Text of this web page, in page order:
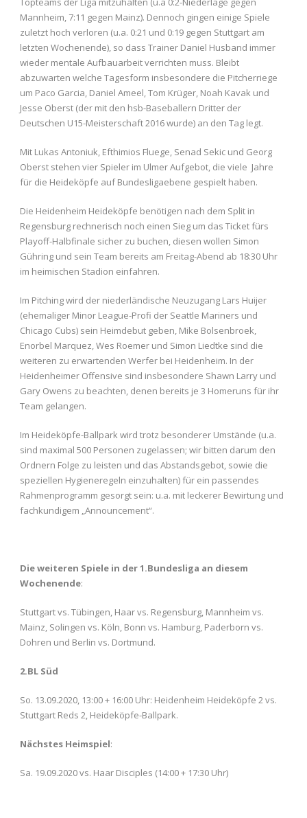
Mannheim, 7:11 gegen Mainz). Dennoch gingen einige Spiele
zuletzt hoch verloren (u.a. 0:21 und 0:19 gegen Stuttgart am
letzten Wochenende), so dass Trainer Daniel Husband immer
wieder mentale Aufbauarbeit verrichten muss. Bleibt
abzuwarten welche Tagesform insbesondere die Pitcherriege
um Paco Garcia, Daniel Ameel, Tom Krüger, Noah Kavak und
Jesse Oberst (der mit den hsb-Baseballern Dritter der
Deutschen U15-Meisterschaft 2016 wurde) an den Tag legt.
Mit Lukas Antoniuk, Efthimios Fluege, Senad Sekic und Georg
Oberst stehen vier Spieler im Ulmer Aufgebot, die viele Jahre
für die Heideköpfe auf Bundesligaebene gespielt haben.
Die Heidenheim Heideköpfe benötigen nach dem Split in
Regensburg rechnerisch noch einen Sieg um das Ticket fürs
Playoff-Halbfinale sicher zu buchen, diesen wollen Simon
Gühring und sein Team bereits am Freitag-Abend ab 18:30 Uhr
im heimischen Stadion einfahren.
Im Pitching wird der niederländische Neuzugang Lars Huijer
(ehemaliger Minor League-Profi der Seattle Mariners und
Chicago Cubs) sein Heimdebut geben, Mike Bolsenbroek,
Enorbel Marquez, Wes Roemer und Simon Liedtke sind die
weiteren zu erwartenden Werfer bei Heidenheim. In der
Heidenheimer Offensive sind insbesondere Shawn Larry und
Gary Owens zu beachten, denen bereits je 3 Homeruns für ihr
Team gelangen.
Im Heideköpfe-Ballpark wird trotz besonderer Umstände (u.a.
sind maximal 500 Personen zugelassen; wir bitten darum den
Ordnern Folge zu leisten und das Abstandsgebot, sowie die
speziellen Hygieneregeln einzuhalten) für ein passendes
Rahmenprogramm gesorgt sein: u.a. mit leckerer Bewirtung und
fachkundigem „Announcement“.
Die weiteren Spiele in der 1.Bundesliga an diesem
Wochenende:
Stuttgart vs. Tübingen, Haar vs. Regensburg, Mannheim vs.
Mainz, Solingen vs. Köln, Bonn vs. Hamburg, Paderborn vs.
Dohren und Berlin vs. Dortmund.
2.BL Süd
So. 13.09.2020, 13:00 + 16:00 Uhr: Heidenheim Heideköpfe 2 vs.
Stuttgart Reds 2, Heideköpfe-Ballpark.
Nächstes Heimspiel:
Sa. 19.09.2020 vs. Haar Disciples (14:00 + 17:30 Uhr)